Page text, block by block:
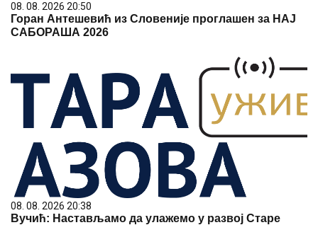
08. 08. 2026 20:50
Горан Антешевић из Словеније проглашен за НАЈ
САБОРАША 2026
08. 08. 2026 20:38
Вучић: Настављамо да улажемо у развој Старе